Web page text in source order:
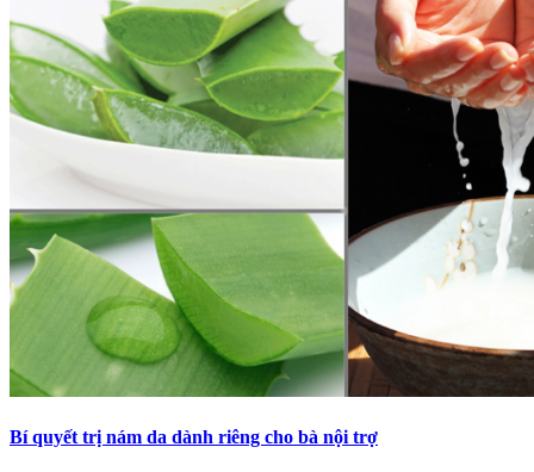
Bí quyết trị nám da dành riêng cho bà nội trợ